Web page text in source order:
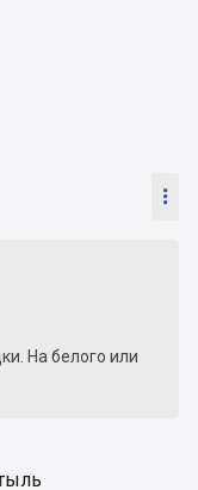

На белого или